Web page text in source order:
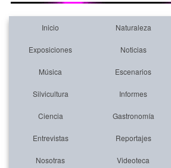
Inicio Naturaleza
Exposiciones Noticias
Música Escenarios
Silvicultura Informes
Ciencia Gastronomía
Entrevistas Reportajes
Nosotras Videoteca